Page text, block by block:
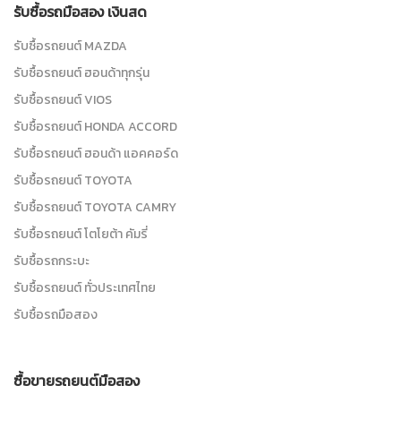
รับซื้อรถมือสอง เงินสด
รับซื้อรถยนต์ MAZDA
รับซื้อรถยนต์ ฮอนด้าทุกรุ่น
รับซื้อรถยนต์ VIOS
รับซื้อรถยนต์ HONDA ACCORD
รับซื้อรถยนต์ ฮอนด้า แอคคอร์ด
รับซื้อรถยนต์ TOYOTA
รับซื้อรถยนต์ TOYOTA CAMRY
รับซื้อรถยนต์ โตโยต้า คัมรี่
รับซื้อรถกระบะ
รับซื้อรถยนต์ ทั่วประเทศไทย
รับซื้อรถมือสอง
ซื้อขายรถยนต์มือสอง